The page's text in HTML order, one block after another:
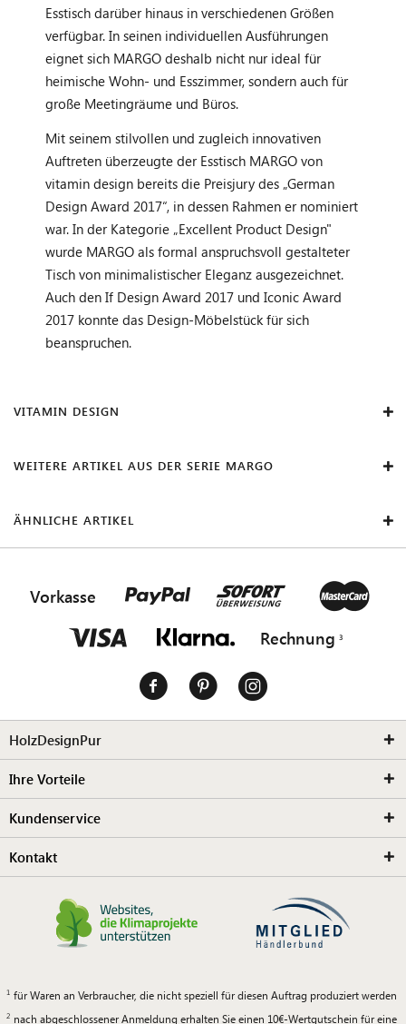
Esstisch darüber hinaus in verschiedenen Größen
verfügbar. In seinen individuellen Ausführungen
eignet sich MARGO deshalb nicht nur ideal für
heimische Wohn- und Esszimmer, sondern auch für
große Meetingräume und Büros.
Mit seinem stilvollen und zugleich innovativen
Auftreten überzeugte der Esstisch MARGO von
vitamin design bereits die Preisjury des „German
Design Award 2017“, in dessen Rahmen er nominiert
war. In der Kategorie „Excellent Product Design"
wurde MARGO als formal anspruchsvoll gestalteter
Tisch von minimalistischer Eleganz ausgezeichnet.
Auch den If Design Award 2017 und Iconic Award
2017 konnte das Design-Möbelstück für sich
beanspruchen.
VITAMIN DESIGN
WEITERE ARTIKEL AUS DER SERIE MARGO
ÄHNLICHE ARTIKEL
Vorkasse
Rechnung
HolzDesignPur
Ihre Vorteile
Kundenservice
Kontakt
für Waren an Verbraucher, die nicht speziell für diesen Auftrag produziert werden
nach abgeschlossener Anmeldung erhalten Sie einen 10€-Wertgutschein für eine